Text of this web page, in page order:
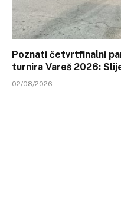
Poznati četvrtfinalni
turnira Vareš 2026:
02/08/2026